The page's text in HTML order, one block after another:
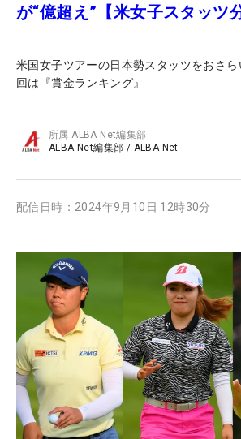
が“億超え”【米女子スタッツ
米国女子ツアーの日本勢スタッツをおさ
回は『賞金ランキング』
所属ALBA Net編集部
ALBA Net編集部 / ALBA Net
配信日時： 2024年9月10日 12時30分